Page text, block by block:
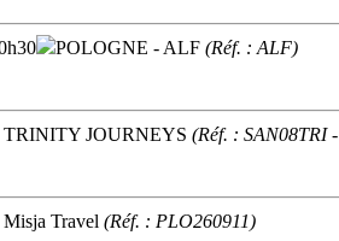
POLOGNE - ALF (Réf. : ALF)
TRINITY JOURNEYS (Réf. : SAN08TRI
Misja Travel (Réf. : PLO260911)